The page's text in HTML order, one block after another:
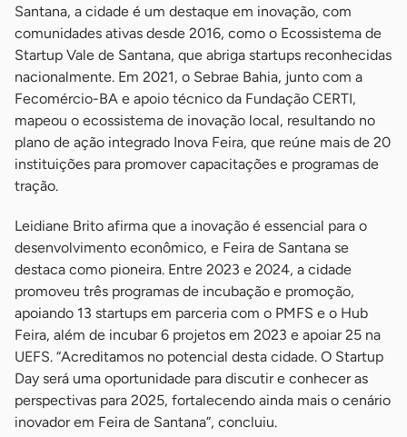
Santana, a cidade é um destaque em inovação, com
comunidades ativas desde 2016, como o Ecossistema de
Startup Vale de Santana, que abriga startups reconhecidas
nacionalmente. Em 2021, o Sebrae Bahia, junto com a
Fecomércio-BA e apoio técnico da Fundação CERTI,
mapeou o ecossistema de inovação local, resultando no
plano de ação integrado Inova Feira, que reúne mais de 20
instituições para promover capacitações e programas de
tração.
Leidiane Brito afirma que a inovação é essencial para o
desenvolvimento econômico, e Feira de Santana se
destaca como pioneira. Entre 2023 e 2024, a cidade
promoveu três programas de incubação e promoção,
apoiando 13 startups em parceria com o PMFS e o Hub
Feira, além de incubar 6 projetos em 2023 e apoiar 25 na
UEFS. “Acreditamos no potencial desta cidade. O Startup
Day será uma oportunidade para discutir e conhecer as
perspectivas para 2025, fortalecendo ainda mais o cenário
inovador em Feira de Santana”, concluiu.